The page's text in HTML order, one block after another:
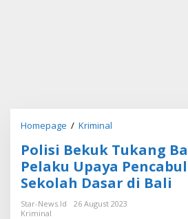
Homepage / Kriminal
l
i
s
i
B
Polisi Bekuk Tukang
Pelaku Upaya
Sekolah Dasar di Bali
Star-News.id
26 August 2023
Kriminal